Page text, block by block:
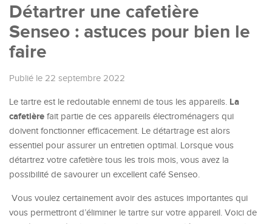
Détartrer une cafetière
Senseo : astuces pour bien le
faire
Publié le 22 septembre 2022
Le tartre est le redoutable ennemi de tous les appareils. La
cafetière fait partie de ces appareils électroménagers qui
doivent fonctionner efficacement. Le détartrage est alors
essentiel pour assurer un entretien optimal. Lorsque vous
détartrez votre cafetière tous les trois mois, vous avez la
possibilité de savourer un excellent café Senseo.
Vous voulez certainement avoir des astuces importantes qui
vous permettront d’éliminer le tartre sur votre appareil. Voici de